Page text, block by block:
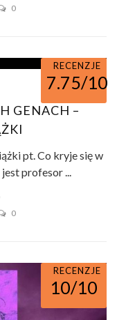
0
RECENZJE
7.75/10
GENACH –
pt. Co kryje się w
profesor ...
0
RECENZJE
10/10